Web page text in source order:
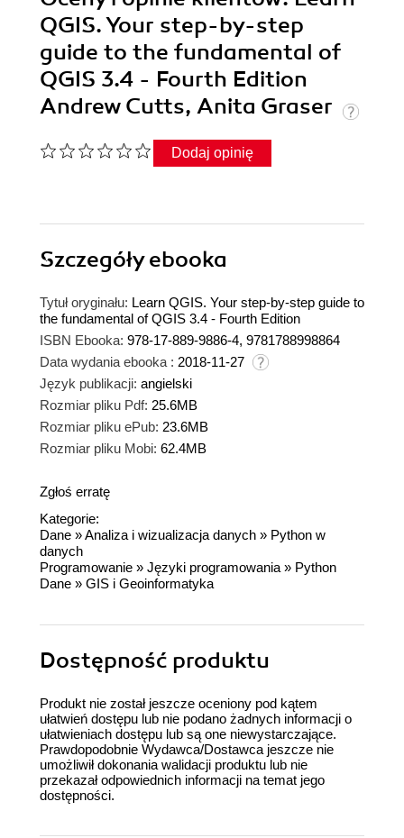
QGIS. Your step-by-step
guide to the fundamental of
QGIS 3.4 - Fourth Edition
Andrew Cutts, Anita Graser
Dodaj opinię
Szczegółyebooka
Tytuł oryginału: Learn QGIS. Your step-by-step guide to
the fundamental of QGIS 3.4 - Fourth Edition
ISBN Ebooka: 978-17-889-9886-4, 9781788998864
Data wydania ebooka : 2018-11-27
Język publikacji: angielski
Rozmiar pliku Pdf: 25.6MB
Rozmiar pliku ePub: 23.6MB
Rozmiar pliku Mobi: 62.4MB
Zgłoś erratę
Kategorie:
Dane »Analiza i wizualizacja danych » Python w
danych
Programowanie » Języki programowania » Python
Dane » GIS i Geoinformatyka
Dostępność produktu
Produkt nie został jeszcze oceniony pod kątem
ułatwień dostępu lub nie podano żadnych informacji o
ułatwieniach dostępu lub są one niewystarczające.
Prawdopodobnie Wydawca/Dostawca jeszcze nie
umożliwił dokonania walidacji produktu lub nie
przekazał odpowiednich informacji na temat jego
dostępności.